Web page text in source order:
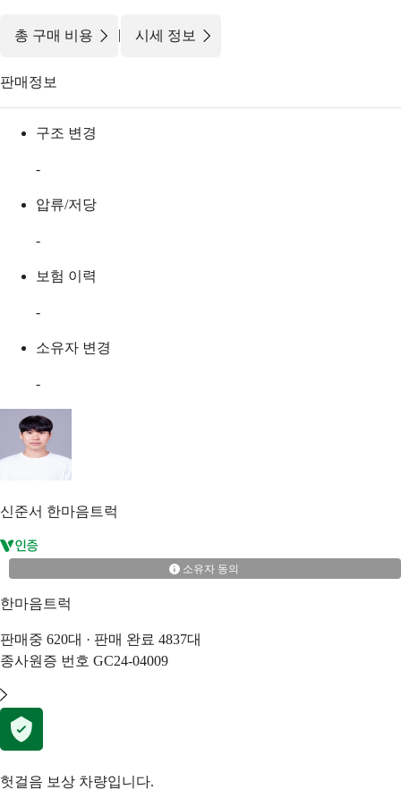
총 구매 비용 | 시세 정보
판매정보
구조 변경
-
압류/저당
-
보험 이력
-
소유자 변경
-
신준서 한마음트럭
소유자 동의
한마음트럭
판매중 620대 · 판매 완료 4837대
종사원증 번호 GC24-04009
헛걸음 보상 차량입니다.